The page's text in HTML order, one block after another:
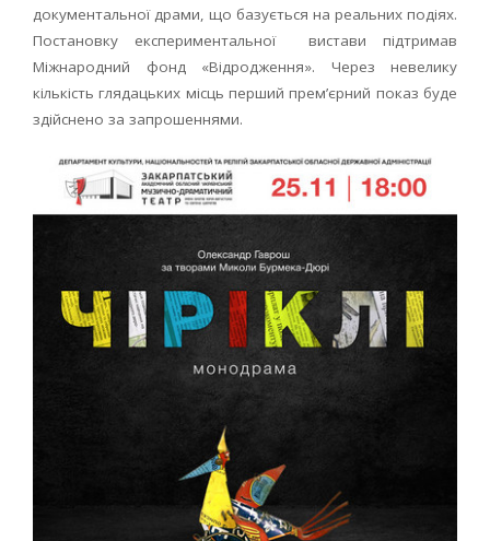
документальної драми, що базується на реальних подіях.
Постановку експериментальної вистави підтримав
Міжнародний фонд «Відродження». Через невелику
кількість глядацьких місць перший прем’єрний показ буде
здійснено за запрошеннями.